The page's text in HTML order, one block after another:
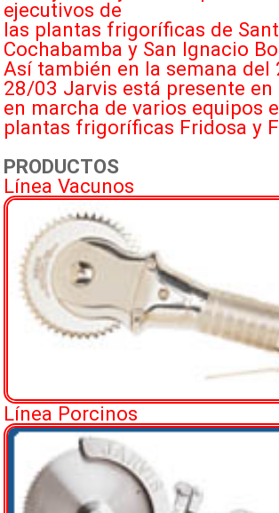
ejecutivos de
las plantas frigoríficas de
Cochabamba y San Ignacio
Así también en la semana del
28/03 Jarvis está presente en
en marcha de varios equipos
plantas frigoríficas Fridosa y
PRODUCTOS
Línea Vacunos
Línea Porcinos